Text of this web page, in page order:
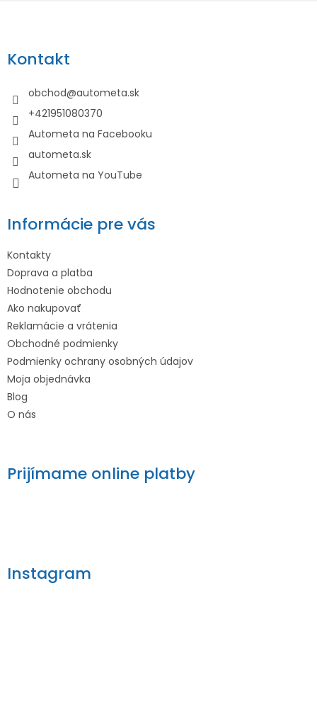
p
äKontakt
obchod@autometa.sk
+421951080370
Autometa na Facebooku
autometa.sk
Autometa na YouTube
Informácie pre vás
Kontakty
Doprava a platba
Hodnotenie obchodu
Ako nakupovať
Reklamácie a vrátenia
Obchodné podmienky
Podmienky ochrany osobných údajov
Moja objednávka
Blog
O nás
Prijímame online platby
Instagram